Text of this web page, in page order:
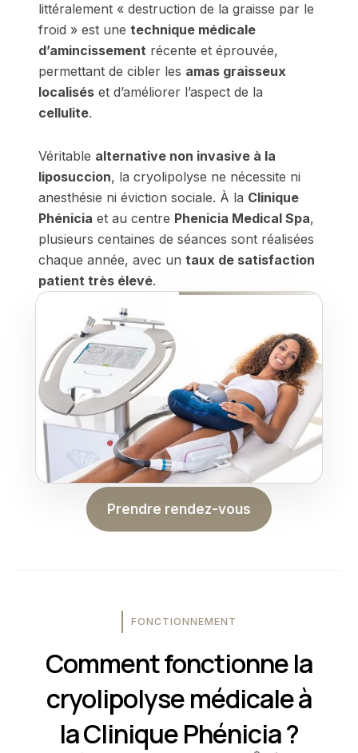
littéralement « destruction de la graisse par le
froid » est une technique médicale
d’amincissement récente et éprouvée,
permettant de cibler les amas graisseux
localisés et d’améliorer l’aspect de la
cellulite.
Véritable alternative non invasive à la
liposuccion, la cryolipolyse ne nécessite ni
anesthésie ni éviction sociale. À la Clinique
Phénicia et au centre Phenicia Medical Spa,
plusieurs centaines de séances sont réalisées
chaque année, avec un taux de satisfaction
patient très élevé.
Prendre rendez-vous
FONCTIONNEMENT
Comment fonctionne la
cryolipolyse médicale à
la Clinique Phénicia ?